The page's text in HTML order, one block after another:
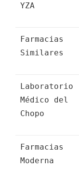
YZA
Farmacias
Similares
Laboratorio
Médico del
Chopo
Farmacias
Moderna